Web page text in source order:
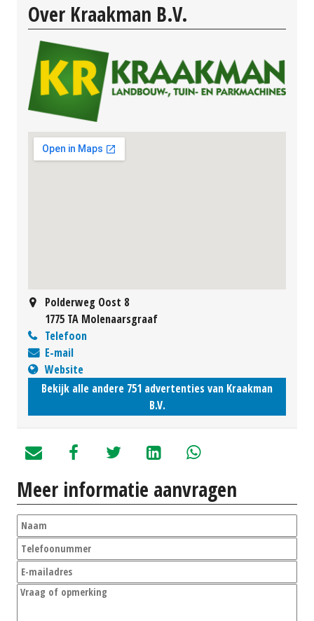
Over Kraakman B.V.
Polderweg Oost 8
1775 TA Molenaarsgraaf
Telefoon
E-mail
Website
Bekijk alle andere 751 advertenties van Kraakman
B.V.
Meer informatie aanvragen